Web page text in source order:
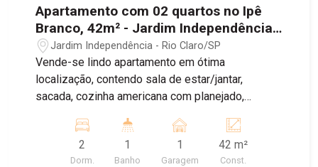
Apartamento com 02 quartos no Ipê
Branco, 42m² - Jardim Independência,
Rio Claro/SP
Jardim Independência - Rio Claro/SP
Vende-se lindo apartamento em ótima
localização, contendo sala de estar/jantar,
sacada, cozinha americana com planejado,
01 vaga de garagem descoberta Apartamento
todo reformado e todo no porcelanato
2
Dorm.
1
Banho
1
Garagem
42 m²
Const.